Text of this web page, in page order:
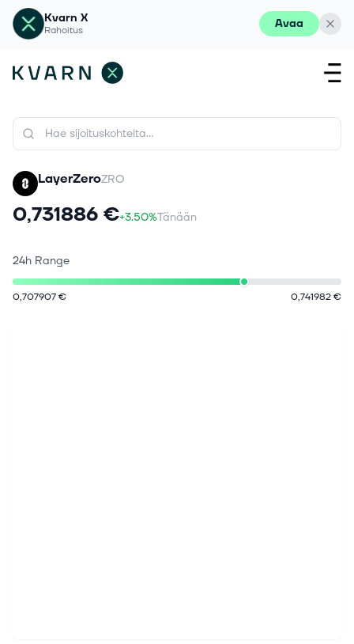
Kvarn X
Rahoitus Avaa
LayerZeroZRO
0,731886 €+3.50%Tänään
24h Range
0,707907 € 0,741982 €